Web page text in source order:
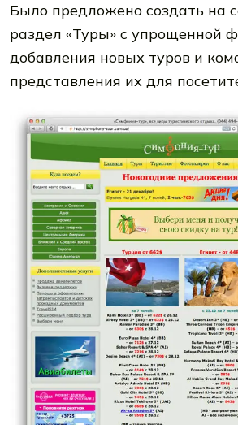
Было предложено создать на
раздел «Туры» с упрощенной
добавления новых туров и
представления их для